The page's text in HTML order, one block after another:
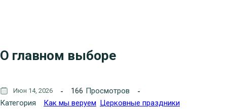
О главном выборе
Июн 14, 2026 166 Просмотров
Категория
Как мы веруем Церковные праздники